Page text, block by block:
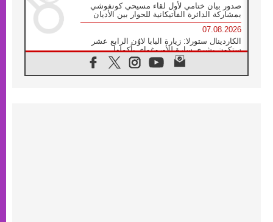
صدور بيان ختامي لأول لقاء مسيحي كونفوشي
بمشاركة الدائرة الفاتيكانية للحوار بين الأديان
07.08.2026
الكاردينال ستورلا: زيارة البابا لاوُن الرابع عشر
ستكون بشرى سارة للأوروغواي بأكملها
الفاتيكان يعلن برنامج الزيارة الرسولية للبابا لاوُن